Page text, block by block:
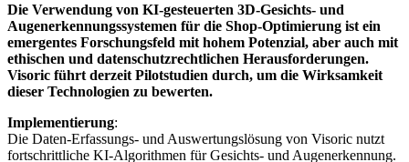
Die Verwendung von KI-gesteuerten 3D-Gesichts- und
Augenerkennungssystemen für die Shop-Optimierung ist ein
emergentes Forschungsfeld mit hohem Potenzial, aber auch mit
ethischen und datenschutzrechtlichen Herausforderungen.
Visoric führt derzeit Pilotstudien durch, um die Wirksamkeit
dieser Technologien zu bewerten.
Implementierung:
Die Daten-Erfassungs- und Auswertungslösung von Visoric nutzt
fortschrittliche KI-Algorithmen für Gesichts- und Augenerkennung.